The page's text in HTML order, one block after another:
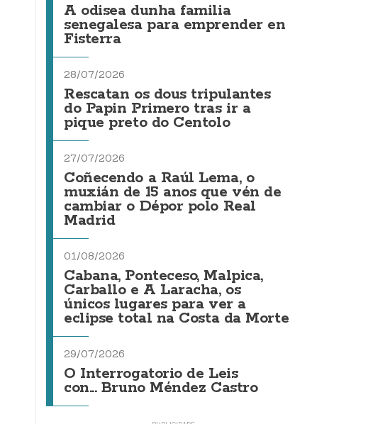
A odisea dunha familia
senegalesa para emprender en
Fisterra
28/07/2026
Rescatan os dous tripulantes
do Papin Primero tras ir a
pique preto do Centolo
27/07/2026
Coñecendo a Raúl Lema, o
muxián de 15 anos que vén de
cambiar o Dépor polo Real
Madrid
01/08/2026
Cabana, Ponteceso, Malpica,
Carballo e A Laracha, os
únicos lugares para ver a
eclipse total na Costa da Morte
29/07/2026
O Interrogatorio de Leis
con... Bruno Méndez Castro